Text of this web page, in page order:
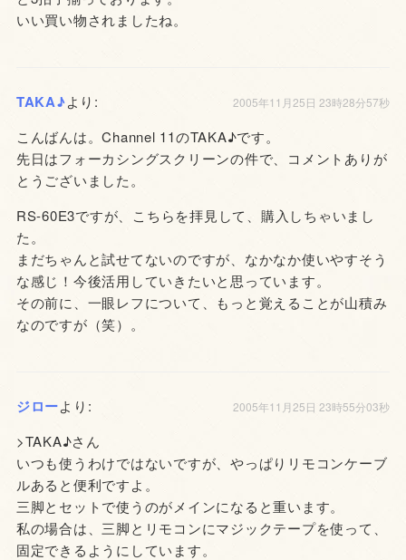
いい買い物されましたね。
TAKA♪より: 2005年11月25日 23時28分57秒
こんばんは。Channel 11のTAKA♪です。
先日はフォーカシングスクリーンの件で、コメントありが
とうございました。
RS-60E3ですが、こちらを拝見して、購入しちゃいまし
た。
まだちゃんと試せてないのですが、なかなか使いやすそう
な感じ！今後活用していきたいと思っています。
その前に、一眼レフについて、もっと覚えることが山積み
なのですが（笑）。
ジローより: 2005年11月25日 23時55分03秒
>TAKA♪さん
いつも使うわけではないですが、やっぱりリモコンケーブ
ルあると便利ですよ。
三脚とセットで使うのがメインになると重います。
私の場合は、三脚とリモコンにマジックテープを使って、
固定できるようにしています。